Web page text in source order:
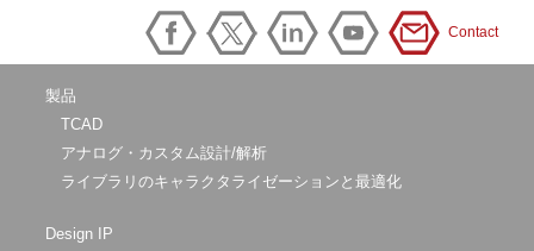
Contact
製品
TCAD
アナログ・カスタム設計/解析
ライブラリのキャラクタライゼーションと最適化
Design IP